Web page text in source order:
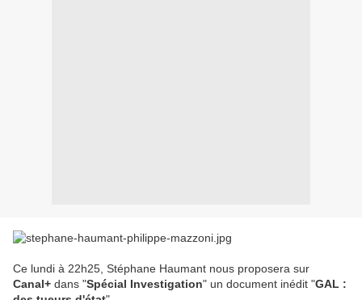
Ce lundi à 22h25, Stéphane Haumant nous proposera sur
Canal+ dans "Spécial Investigation" un document inédit "GAL :